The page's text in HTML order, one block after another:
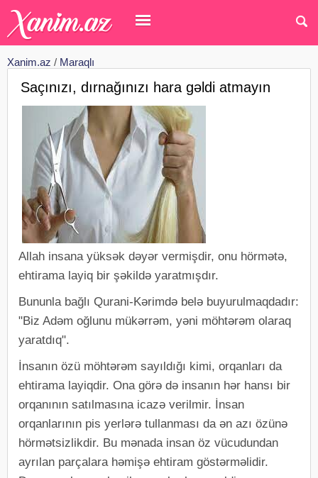
Xanim.az / Maraqlı
Saçınızı, dırnağınızı hara gəldi atmayın
Allah insana yüksək dəyər vermişdir, onu hörmətə,
ehtirama layiq bir şəkildə yaratmışdır.
Bununla bağlı Qurani-Kərimdə belə buyurulmaqdadır:
"Biz Adəm oğlunu mükərrəm, yəni möhtərəm olaraq
yaratdıq".
İnsanın özü möhtərəm sayıldığı kimi, orqanları da
ehtirama layiqdir. Ona görə də insanın hər hansı bir
orqanının satılmasına icazə verilmir. İnsan
orqanlarının pis yerlərə tullanması da ən azı özünə
hörmətsizlikdir. Bu mənada insan öz vücudundan
ayrılan parçalara həmişə ehtiram göstərməlidir.